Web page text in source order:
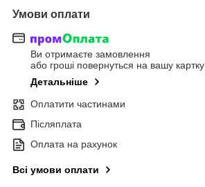
Умови оплати
Ви отримаєте замовлення
або гроші повернуться на вашу картку
Детальніше
Оплатити частинами
Післяплата
Оплата на рахунок
Всі умови оплати